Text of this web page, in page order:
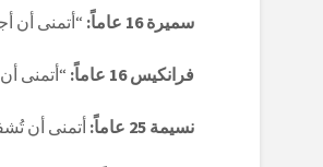
سميرة 16 عاماً: “أتمنى أن
فرانكيس 16 عاماً: “أتمنى
نسيمة 25 عاماً: أتمنى أن